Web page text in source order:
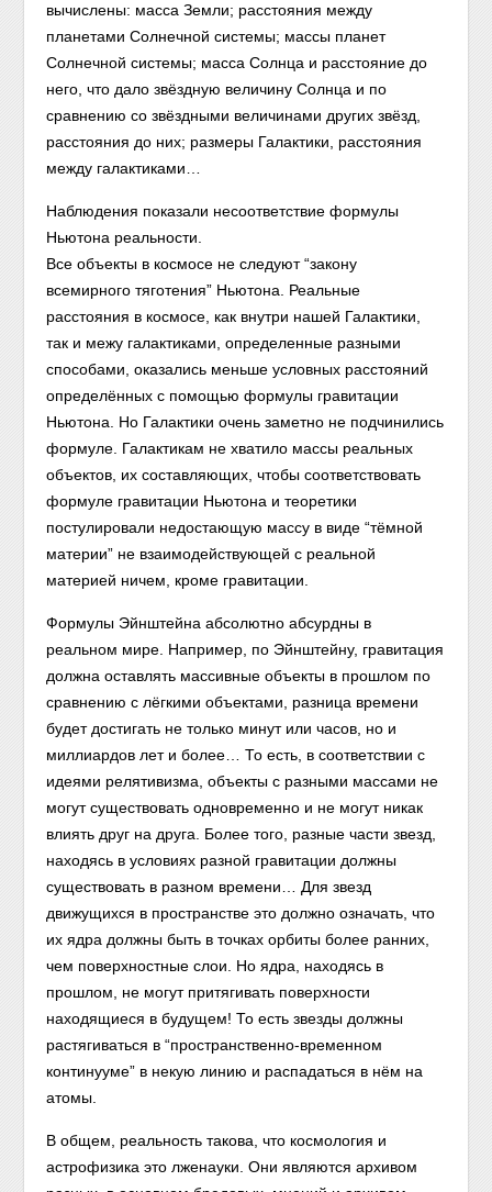
вычислены: масса Земли; расстояния между
планетами Солнечной системы; массы планет
Солнечной системы; масса Солнца и расстояние до
него, что дало звёздную величину Солнца и по
сравнению со звёздными величинами других звёзд,
расстояния до них; размеры Галактики, расстояния
между галактиками…
Наблюдения показали несоответствие формулы
Ньютона реальности.
Все объекты в космосе не следуют “закону
всемирного тяготения” Ньютона. Реальные
расстояния в космосе, как внутри нашей Галактики,
так и межу галактиками, определенные разными
способами, оказались меньше условных расстояний
определённых с помощью формулы гравитации
Ньютона. Но Галактики очень заметно не подчинились
формуле. Галактикам не хватило массы реальных
объектов, их составляющих, чтобы соответствовать
формуле гравитации Ньютона и теоретики
постулировали недостающую массу в виде “тёмной
материи” не взаимодействующей с реальной
материей ничем, кроме гравитации.
Формулы Эйнштейна абсолютно абсурдны в
реальном мире. Например, по Эйнштейну, гравитация
должна оставлять массивные объекты в прошлом по
сравнению с лёгкими объектами, разница времени
будет достигать не только минут или часов, но и
миллиардов лет и более… То есть, в соответствии с
идеями релятивизма, объекты с разными массами не
могут существовать одновременно и не могут никак
влиять друг на друга. Более того, разные части звезд,
находясь в условиях разной гравитации должны
существовать в разном времени… Для звезд
движущихся в пространстве это должно означать, что
их ядра должны быть в точках орбиты более ранних,
чем поверхностные слои. Но ядра, находясь в
прошлом, не могут притягивать поверхности
находящиеся в будущем! То есть звезды должны
растягиваться в “пространственно-временном
континууме” в некую линию и распадаться в нём на
атомы.
В общем, реальность такова, что космология и
астрофизика это лженауки. Они являются архивом